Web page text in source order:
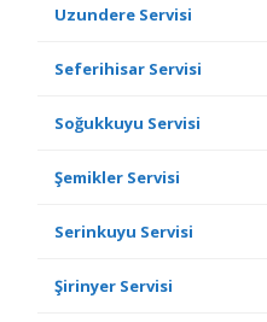
Uzundere Servisi
Seferihisar Servisi
Soğukkuyu Servisi
Şemikler Servisi
Serinkuyu Servisi
Şirinyer Servisi